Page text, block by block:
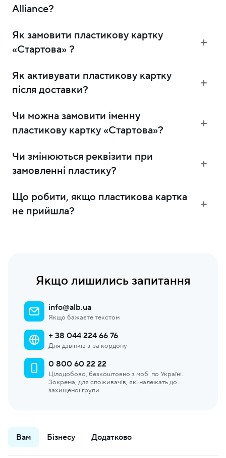
Alliance?
Як замовити пластикову картку
«Стартова» ?
Як активувати пластикову картку
після доставки?
Чи можна замовити іменну
пластикову картку «Стартова»?
Чи змінюються реквізити при
замовленні пластику?
Що робити, якщо пластикова картка
не прийшла?
Якщо лишились запитання
info@alb.ua
Якщо бажаєте текстом
+ 38 044 224 66 76
Для дзвінків з-за кордону
0 800 60 22 22
Цілодобово, безкоштовно з моб. по Україні.
Зокрема, для споживачів, які належать до
захищеної групи
Вам Бізнесу Додатково